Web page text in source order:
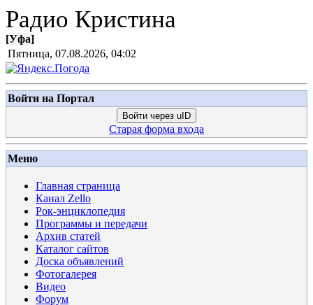
Радио Кристина
[Уфа]
Пятница, 07.08.2026, 04:02
Войти на Портал
Войти через uID
Старая форма входа
Меню
Главная страница
Канал Zello
Рок-энциклопедия
Программы и передачи
Архив статей
Каталог сайтов
Доска объявлений
Фотогалерея
Видео
Форум